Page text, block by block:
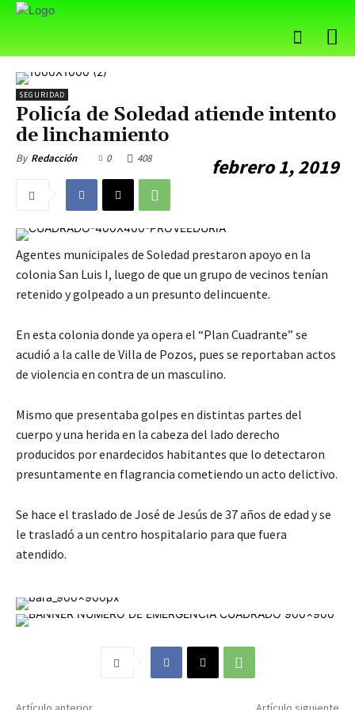
SEGURIDAD
Policía de Soledad atiende intento
de linchamiento
By Redacción febrero 1, 2019
0 408
Agentes municipales de Soledad prestaron apoyo en la
colonia San Luis I, luego de que un grupo de vecinos tenían
retenido y golpeado a un presunto delincuente.
En esta colonia donde ya opera el “Plan Cuadrante” se
acudió a la calle de Villa de Pozos, pues se reportaban actos
de violencia en contra de un masculino.
Mismo que presentaba golpes en distintas partes del
cuerpo y una herida en la cabeza del lado derecho
producidos por enardecidos habitantes que lo detectaron
presuntamente en flagrancia cometiendo un acto delictivo.
Se hace el traslado de José de Jesús de 37 años de edad y se
le trasladó a un centro hospitalario para que fuera
atendido.